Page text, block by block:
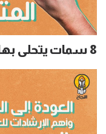
8 سمات يتحلى بها المتعلمون الناجحون